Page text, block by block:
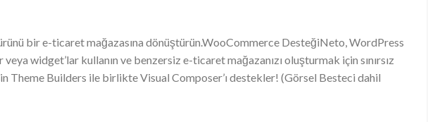
bir e-ticaret mağazasına dönüştürün.WooCommerce DesteğiNeto, WordPress
widget’lar kullanın ve benzersiz e-ticaret mağazanızı oluşturmak için sınırsız
Builders ile birlikte Visual Composer’ı destekler! (Görsel Besteci dahil